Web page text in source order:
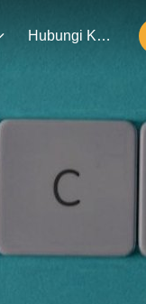
Hubungi Kami